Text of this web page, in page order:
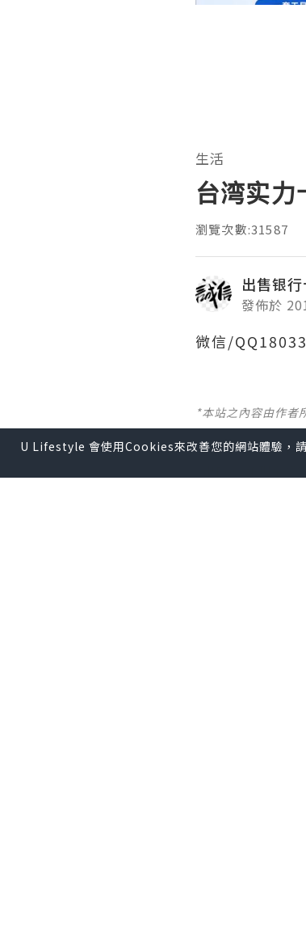
生活
台湾实
瀏覽次數:31587
出售银
發佈於
微信/
*本站之內容由作者
【 U Creator 招
U Lifestyle 會使用Cookies來改善您的網站體驗，